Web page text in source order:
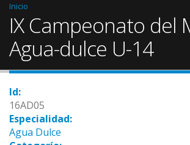
Inicio
IX Campeonato del
Agua-dulce U-14
Id:
16AD05
Especialidad:
Agua Dulce